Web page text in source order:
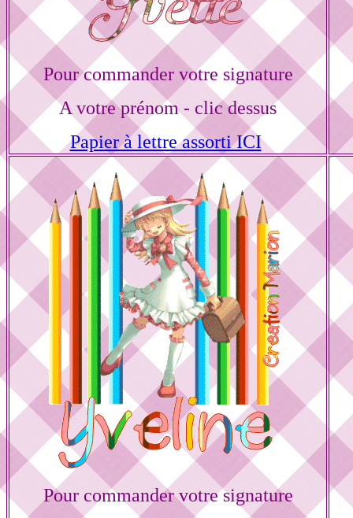
Pour commander votre signature
A votre prénom - clic dessus
Papier à lettre assorti ICI
Pour commander votre signature